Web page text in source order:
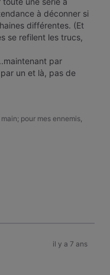
à déconner si
différentes. (Et
se refilent les trucs,
par
un et là, pas de
pour mes ennemis,
il y a 7 ans